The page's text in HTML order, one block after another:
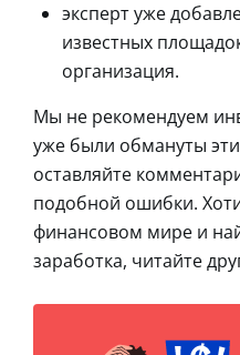
эксперт уже
известных
организация.
Мы не рекомендуем
уже были обмануты
оставляйте
подобной ошибки.
финансовом мире и
заработка, читайте